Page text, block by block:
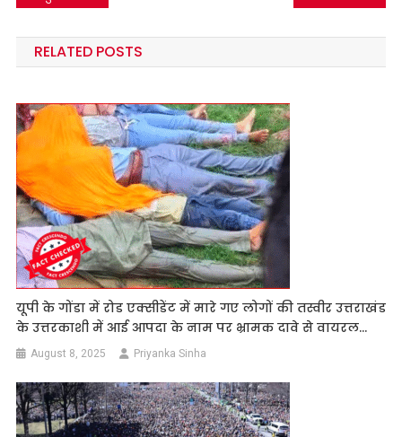
navigation
RELATED POSTS
यूपी के गोंडा में रोड एक्सीडेंट में मारे गए लोगों की तस्वीर उत्तराखंड
के उत्तरकाशी में आई आपदा के नाम पर भ्रामक दावे से वायरल…
August 8, 2025 Priyanka Sinha